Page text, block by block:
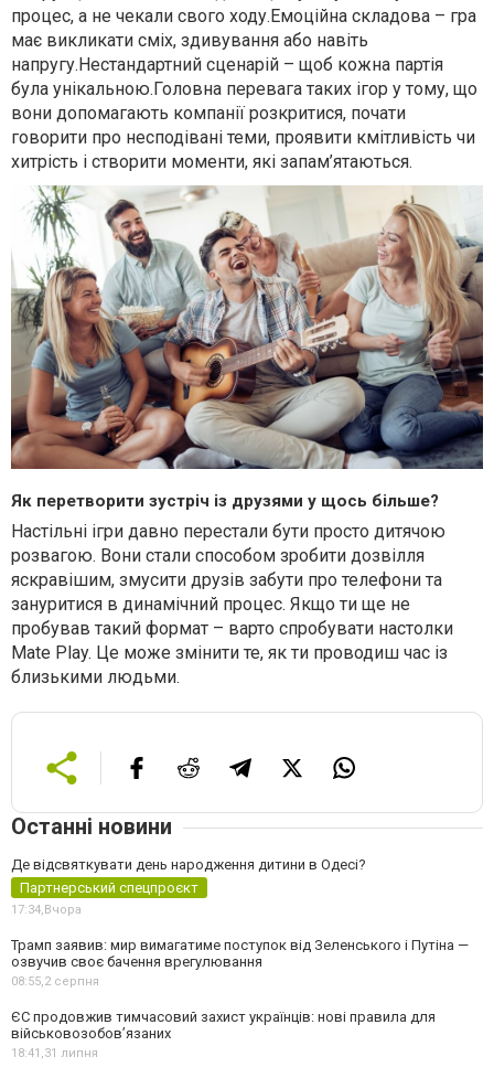
процес, а не чекали свого ходу.Емоційна складова – гра
має викликати сміх, здивування або навіть
напругу.Нестандартний сценарій – щоб кожна партія
була унікальною.Головна перевага таких ігор у тому, що
вони допомагають компанії розкритися, почати
говорити про несподівані теми, проявити кмітливість чи
хитрість і створити моменти, які запам’ятаються.
Як перетворити зустріч із друзями у щось більше?
Настільні ігри давно перестали бути просто дитячою
розвагою. Вони стали способом зробити дозвілля
яскравішим, змусити друзів забути про телефони та
зануритися в динамічний процес. Якщо ти ще не
пробував такий формат – варто спробувати настолки
Mate Play. Це може змінити те, як ти проводиш час із
близькими людьми.
Останні новини
Де відсвяткувати день народження дитини в Одесі?
Партнерський спецпроєкт
17:34,Вчора
Трамп заявив: мир вимагатиме поступок від Зеленського і Путіна —
озвучив своє бачення врегулювання
08:55,2 серпня
ЄС продовжив тимчасовий захист українців: нові правила для
військовозобов’язаних
18:41,31 липня